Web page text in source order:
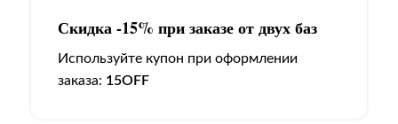
Скидка -15% при заказе от двух баз
Используйте купон при оформлении
заказа: 15OFF